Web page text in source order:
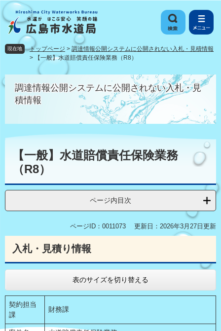
ペ
ー
先
。
メ
ニ
を
て
現在地 トップページ > 調達情報公開システムに公開されない入札・見積情報
>
【一般】水道賠償責任保険業務（R8）
調達情報公開システムに公開されない入札・見
積情報
本
【一般】水道賠償責任保険業務
（R8）
ページ内目次
ページID：0011073 更新日：2026年3月27日更新
入札・見積り情報
表のサイズを切り替える
契約担当
課
財務課